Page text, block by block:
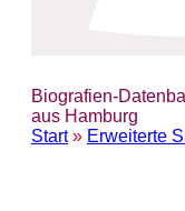
Biografien-
aus Hamburg
Start» Erweiterte